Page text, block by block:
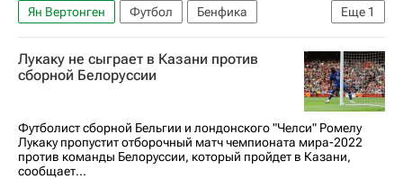
Еще 1
Ян Вертонген Футбол
Бенфика
Международная федерация футбола (ФИФА)
Лукаку не сыграет в Казани против
сборной Белоруссии
Футболист сборной Бельгии и лондонского "Челси" Ромелу
Лукаку пропустит отборочный матч чемпионата мира-2022
против команды Белоруссии, который пройдет в Казани,
сообщает...